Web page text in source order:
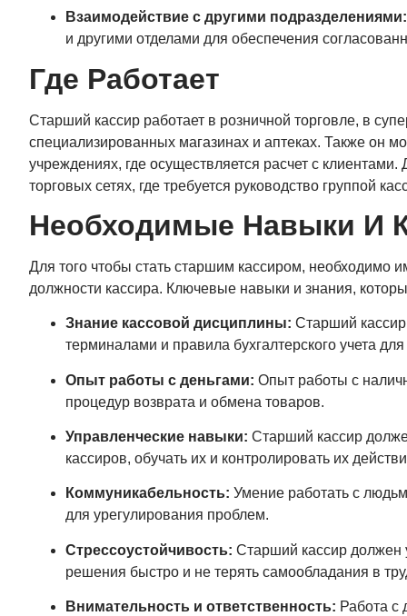
Взаимодействие с другими подразделениями:
и другими отделами для обеспечения
Где Работает
Старший кассир работает в розничной торговле, в
специализированных магазинах и аптеках. Также он
учреждениях, где осуществляется расчет с
торговых сетях, где требуется руководство группой
Необходимые Навыки И
Для того чтобы стать старшим кассиром, необходимо
должности кассира. Ключевые навыки и знания,
Знание кассовой дисциплины: Старший
терминалами и правила бухгалтерского учета
Опыт работы с деньгами: Опыт работы с
процедур возврата и обмена товаров.
Управленческие навыки: Старший кассир
кассиров, обучать их и контролировать их
Коммуникабельность: Умение работать с
для урегулирования проблем.
Стрессоустойчивость: Старший кассир должен
решения быстро и не терять самообладания в
Внимательность и ответственность: Работа с